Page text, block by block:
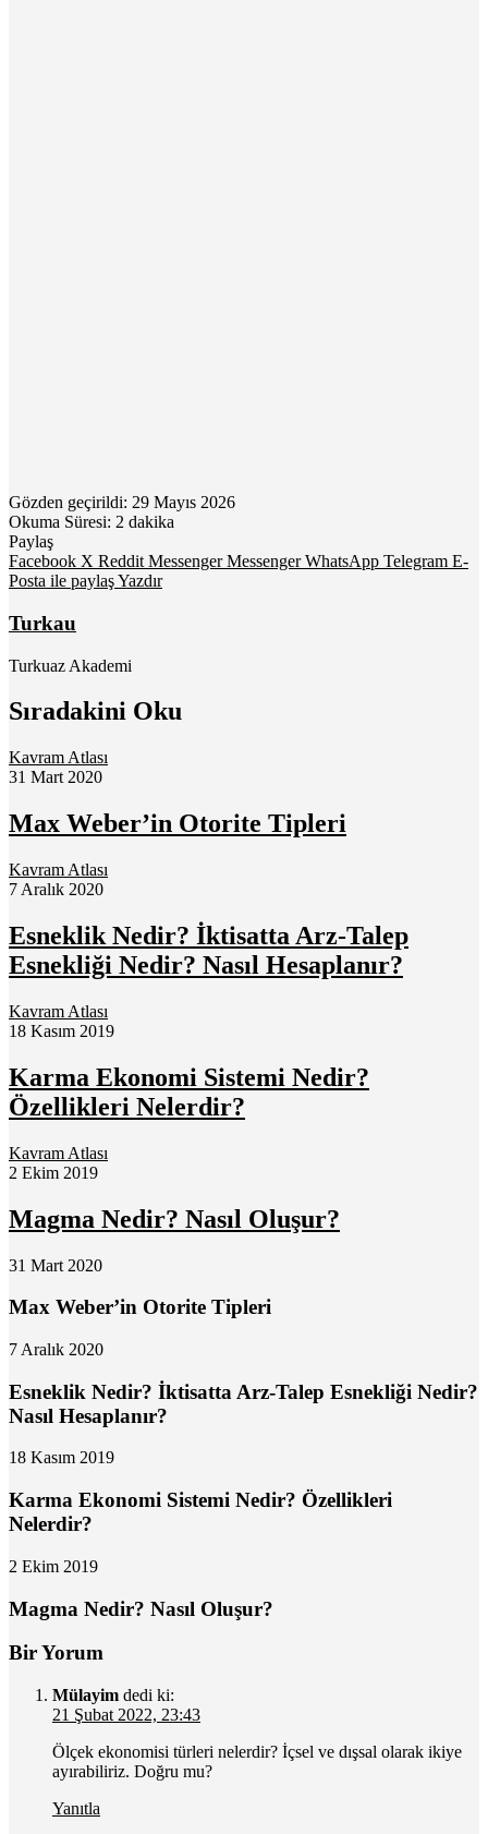
Gözden geçirildi: 29 Mayıs 2026
Okuma Süresi: 2 dakika
Paylaş
Facebook X Reddit Messenger Messenger WhatsApp Telegram E-
Posta ile paylaşYazdır
Turkau
Turkuaz Akademi
Sıradakini Oku
Kavram Atlası
31 Mart 2020
Max Weber’in Otorite Tipleri
Kavram Atlası
7 Aralık 2020
Esneklik Nedir? İktisatta Arz-Talep
Esnekliği Nedir? Nasıl Hesaplanır?
Kavram Atlası
18 Kasım 2019
Karma Ekonomi Sistemi Nedir?
Özellikleri Nelerdir?
Kavram Atlası
2 Ekim 2019
Magma Nedir? Nasıl Oluşur?
31 Mart 2020
Max Weber’in Otorite Tipleri
7 Aralık 2020
Esneklik Nedir? İktisatta Arz-Talep Esnekliği Nedir?
Nasıl Hesaplanır?
18 Kasım 2019
Karma Ekonomi Sistemi Nedir? Özellikleri
Nelerdir?
2 Ekim 2019
Magma Nedir? Nasıl Oluşur?
Bir Yorum
Mülayim dedi ki:
21 Şubat 2022, 23:43
Ölçek ekonomisi türleri nelerdir? İçsel ve dışsal olarak ikiye
ayırabiliriz. Doğru mu?
Yanıtla